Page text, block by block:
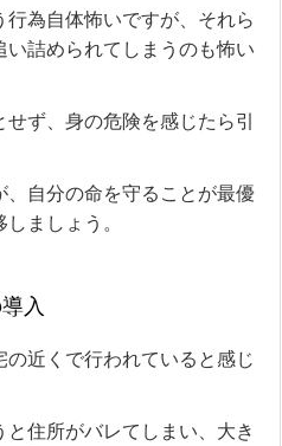
為自体怖いですが、それら
詰められてしまうのも怖い
ず、身の危険を感じたら引
自分の命を守ることが最優
ましょう。
入
近くで行われていると感じ
住所がバレてしまい、大き